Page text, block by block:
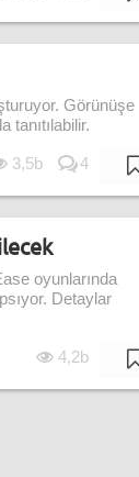
Görünüşe
tanıtılabilir.
3,5b 4
oyunlarında
Detaylar
4,2b